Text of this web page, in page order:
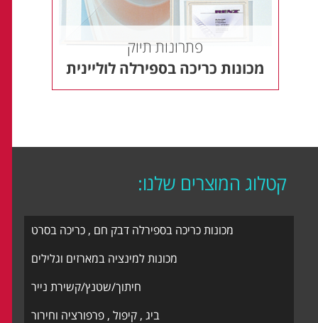
פתרונות תיוק
מכונות כריכה בספירלה לוליינית
קטלוג המוצרים שלנו:
מכונות כריכה בספירלה דבק חם , כריכה בסרט
מכונות למינציה במארזים וגלילים
חיתוך/שטנץ/קשירת נייר
ביג , קיפול , פרפורציה וחירור